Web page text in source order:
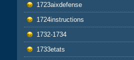
1723aixdefense
1724instructions
1732-1734
1733etats